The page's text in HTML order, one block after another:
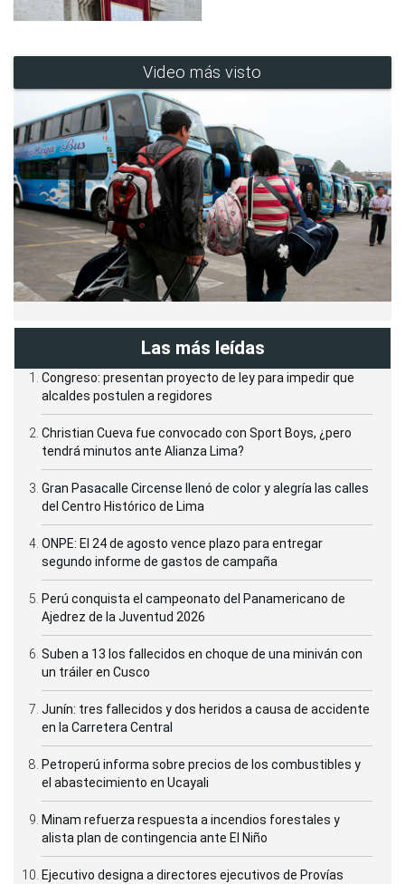
Video más visto
Las más leídas
Congreso: presentan proyecto de ley para impedir que
alcaldes postulen a regidores
Christian Cueva fue convocado con Sport Boys, ¿pero
tendrá minutos ante Alianza Lima?
Gran Pasacalle Circense llenó de color y alegría las calles
del Centro Histórico de Lima
ONPE: El 24 de agosto vence plazo para entregar
segundo informe de gastos de campaña
Perú conquista el campeonato del Panamericano de
Ajedrez de la Juventud 2026
Suben a 13 los fallecidos en choque de una miniván con
un tráiler en Cusco
Junín: tres fallecidos y dos heridos a causa de accidente
en la Carretera Central
Petroperú informa sobre precios de los combustibles y
el abastecimiento en Ucayali
Minam refuerza respuesta a incendios forestales y
alista plan de contingencia ante El Niño
Ejecutivo designa a directores ejecutivos de Provías